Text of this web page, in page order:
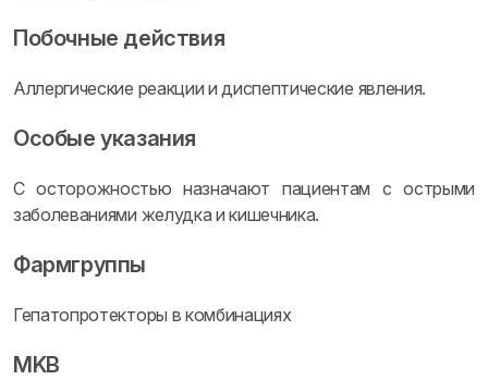
Побочные действия
Аллергические реакции и диспептические явления.
Особые указания
С осторожностью назначают пациентам с острыми
заболеваниями желудка и кишечника.
Фармгруппы
Гепатопротекторы в комбинациях
MKB